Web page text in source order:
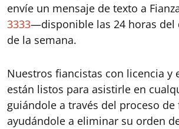
envíe un mensaje de texto a
3333—disponible las 24 horas del
de la semana.
Nuestros fiancistas con licencia y
están listos para asistirle en
guiándole a través del proceso de
ayudándole a eliminar su orden